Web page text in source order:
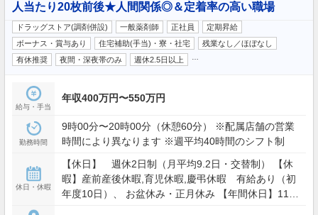
人当たり20枚前後★人間関係◎＆定着率の高い職場
ドラッグストア(調剤併設) 一般薬剤師 正社員
定期昇給
ボーナス・賞与あり
住宅補助(手当)・寮・社宅
残業なし／ほぼなし
有休推奨
夜間・深夜帯のみ 週休2.5日以上
給与・手当
年収400万円〜550万円
勤務時間
9時00分〜20時00分（休憩60分） ※配属店舗の営業
時間により異なります ※週平均40時間のシフト制
休日・休暇
【休日】 週休2日制（月平均9.2日・交替制） 【休
暇】産前産後休暇,育児休暇,慶弔休暇 有給あり（初
年度10日）、 お盆休み・正月休み 【年間休日】110